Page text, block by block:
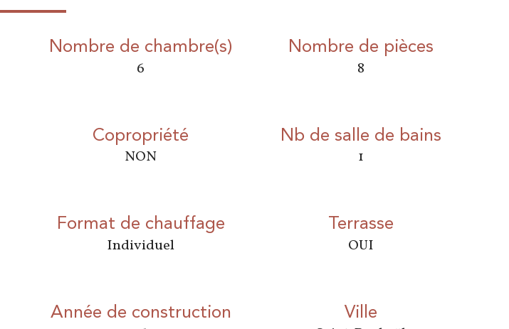
Nombre de chambre(s)
6
Nombre de pièces
8
Copropriété
NON
Nb de salle de bains
1
Format de chauffage
Individuel
Terrasse
OUI
Année de construction ville